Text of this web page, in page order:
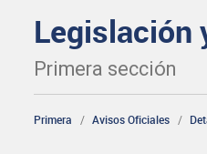
Legislación
Primera sección
Primera Avisos Oficiales